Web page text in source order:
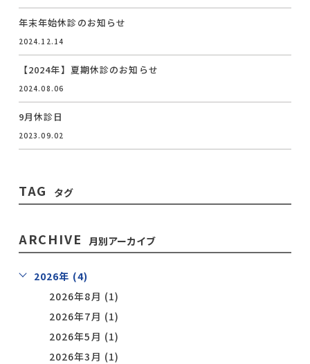
年末年始休診のお知らせ
2024.12.14
【2024年】夏期休診のお知らせ
2024.08.06
9月休診日
2023.09.02
TAG タグ
ARCHIVE 月別アーカイブ
2026年 (4)
2026年8月 (1)
2026年7月 (1)
2026年5月 (1)
2026年3月 (1)